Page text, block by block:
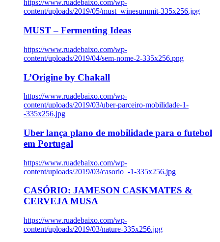
https://www.ruadebaixo.com/wp-
content/uploads/2019/05/must_winesummit-335x256.jpg
MUST – Fermenting Ideas
https://www.ruadebaixo.com/wp-
content/uploads/2019/04/sem-nome-2-335x256.png
L’Origine by Chakall
https://www.ruadebaixo.com/wp-
content/uploads/2019/03/uber-parceiro-mobilidade-1-
-335x256.jpg
Uber lança plano de mobilidade para o futebol
em Portugal
https://www.ruadebaixo.com/wp-
content/uploads/2019/03/casorio_-1-335x256.jpg
CASÓRIO: JAMESON CASKMATES &
CERVEJA MUSA
https://www.ruadebaixo.com/wp-
content/uploads/2019/03/nature-335x256.jpg